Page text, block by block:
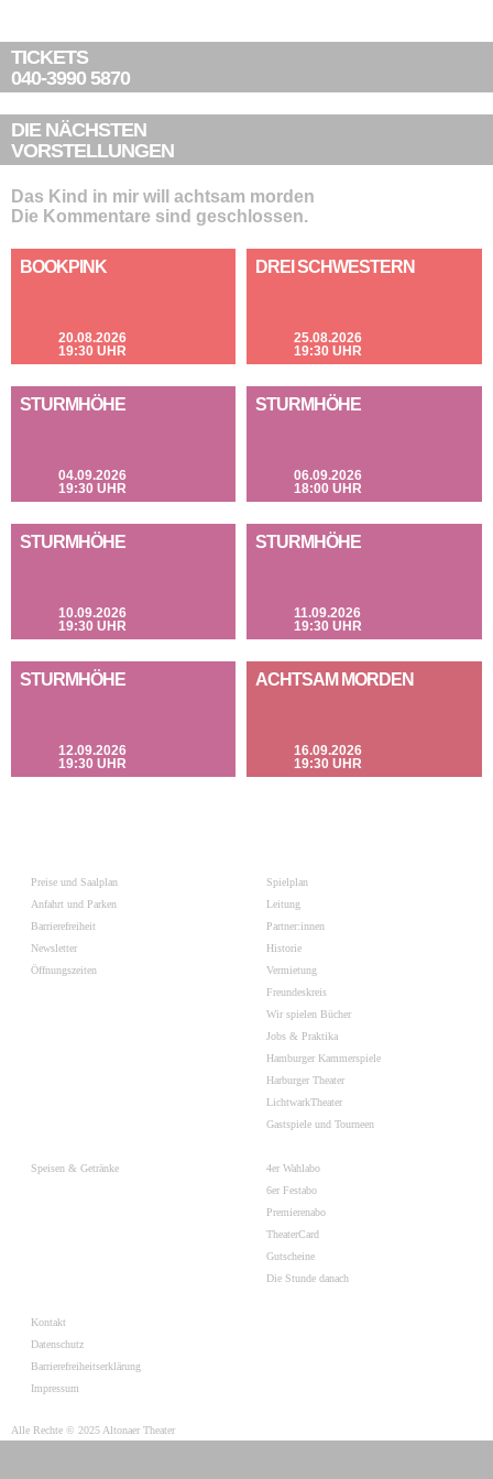
TICKETS
040-3990 5870
DIE NÄCHSTEN
VORSTELLUNGEN
Das Kind in mir will achtsam morden
Die Kommentare sind geschlossen.
BOOKPINK
20.08.2026
19:30 UHR
DREI SCHWESTERN
25.08.2026
19:30 UHR
STURMHÖHE
04.09.2026
19:30 UHR
STURMHÖHE
06.09.2026
18:00 UHR
STURMHÖHE
10.09.2026
19:30 UHR
STURMHÖHE
11.09.2026
19:30 UHR
STURMHÖHE
12.09.2026
19:30 UHR
ACHTSAM MORDEN
16.09.2026
19:30 UHR
Preise und Saalplan
Anfahrt und Parken
Barrierefreiheit
Newsletter
Öffnungszeiten
Spielplan
Leitung
Partner:innen
Historie
Vermietung
Freundeskreis
Wir spielen Bücher
Jobs & Praktika
Hamburger Kammerspiele
Harburger Theater
LichtwarkTheater
Gastspiele und Tourneen
Speisen & Getränke
4er Wahlabo
6er Festabo
Premierenabo
TheaterCard
Gutscheine
Die Stunde danach
Kontakt
Datenschutz
Barrierefreiheitserklärung
Impressum
Alle Rechte © 2025 Altonaer Theater